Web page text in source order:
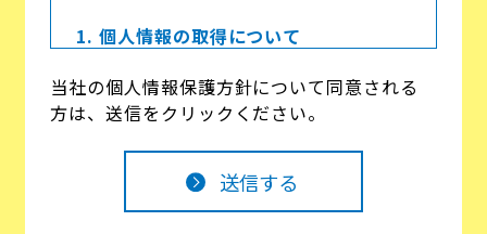
1. 個人情報の取得について
当社は、偽りその他不正の手段によらず
適正に個人情報を取得いたします。な
お、次のような場合に必要な範囲で個人
情報を収集する場合があります。
1．ご相談・お問い合わせ
当社の個人情報保護方針について同意される
方は、送信をクリックください。